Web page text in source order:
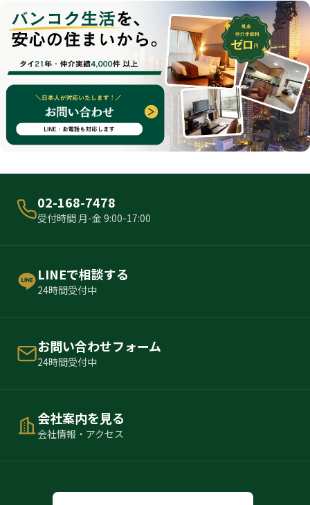
02-168-7478
受付時間 月-金 9:00-17:00
LINEで相談する
24時間受付中
お問い合わせフォーム
24時間受付中
会社案内を見る
会社情報・アクセス